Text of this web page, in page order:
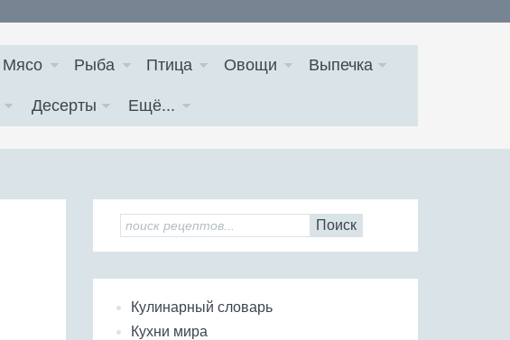
Мясо Рыба Птица Овощи Выпечка
Десерты Ещё...
Поиск
Кулинарный словарь
Кухни мира